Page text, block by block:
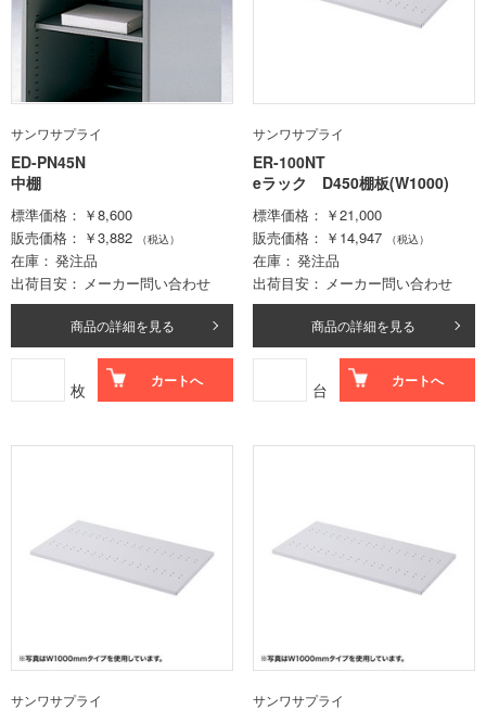
サンワサプライ
ED-PN45N
中棚
標準価格
￥8,600
販売価格
￥3,882 （税込）
在庫
発注品
出荷目安
メーカー問い合わせ
商品の詳細を見る
枚 カートへ
サンワサプライ
ER-100NT
eラック D450棚板(W1000)
標準価格
￥21,000
販売価格
￥14,947 （税込）
在庫
発注品
出荷目安
メーカー問い合わせ
商品の詳細を見る
台 カートへ
サンワサプライ サンワサプライ